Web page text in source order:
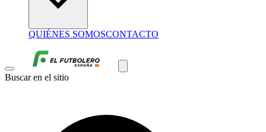
QUIÉNES SOMOSCONTACTO
Buscar en el sitio